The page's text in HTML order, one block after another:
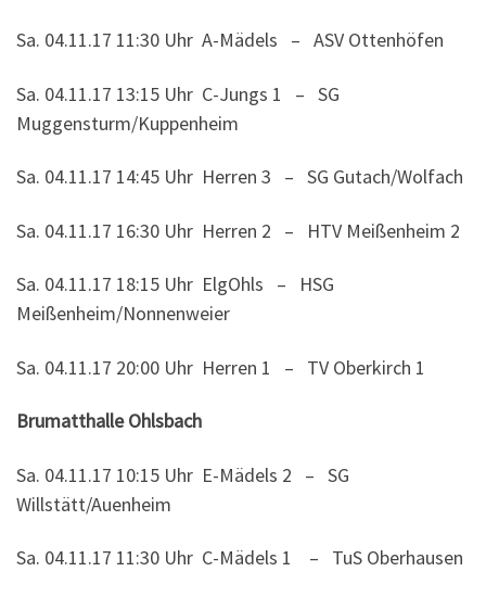
Sa. 04.11.17 11:30 Uhr A-Mädels – ASV Ottenhöfen
Sa. 04.11.17 13:15 Uhr C-Jungs 1 – SG
Muggensturm/Kuppenheim
Sa. 04.11.17 14:45 Uhr Herren 3 – SG Gutach/Wolfach
Sa. 04.11.17 16:30 Uhr Herren 2 – HTV Meißenheim 2
Sa. 04.11.17 18:15 Uhr ElgOhls – HSG
Meißenheim/Nonnenweier
Sa. 04.11.17 20:00 Uhr Herren 1 – TV Oberkirch 1
Brumatthalle Ohlsbach
Sa. 04.11.17 10:15 Uhr E-Mädels 2 – SG
Willstätt/Auenheim
Sa. 04.11.17 11:30 Uhr C-Mädels 1 – TuS Oberhausen